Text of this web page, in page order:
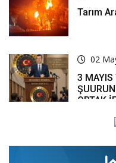
Tarım
02
3 MAYIS
ORTAK